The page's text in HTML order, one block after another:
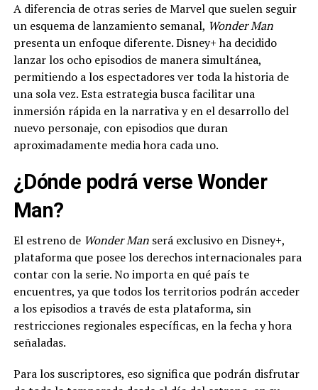
A diferencia de otras series de Marvel que suelen seguir
un esquema de lanzamiento semanal, Wonder Man
presenta un enfoque diferente. Disney+ ha decidido
lanzar los ocho episodios de manera simultánea,
permitiendo a los espectadores ver toda la historia de
una sola vez. Esta estrategia busca facilitar una
inmersión rápida en la narrativa y en el desarrollo del
nuevo personaje, con episodios que duran
aproximadamente media hora cada uno.
¿Dónde podrá verse Wonder
Man?
El estreno de Wonder Manserá exclusivo en Disney+,
plataforma que posee los derechos internacionales para
contar con la serie. No importa en qué país te
encuentres, ya que todos los territorios podrán acceder
a los episodios a través de esta plataforma, sin
restricciones regionales específicas, en la fecha y hora
señaladas.
Para los suscriptores, eso significa que podrán disfrutar